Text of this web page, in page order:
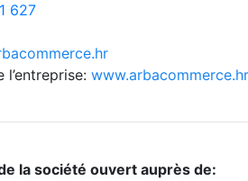
627
www.arbacommerce.hr
la société ouvert auprès de: